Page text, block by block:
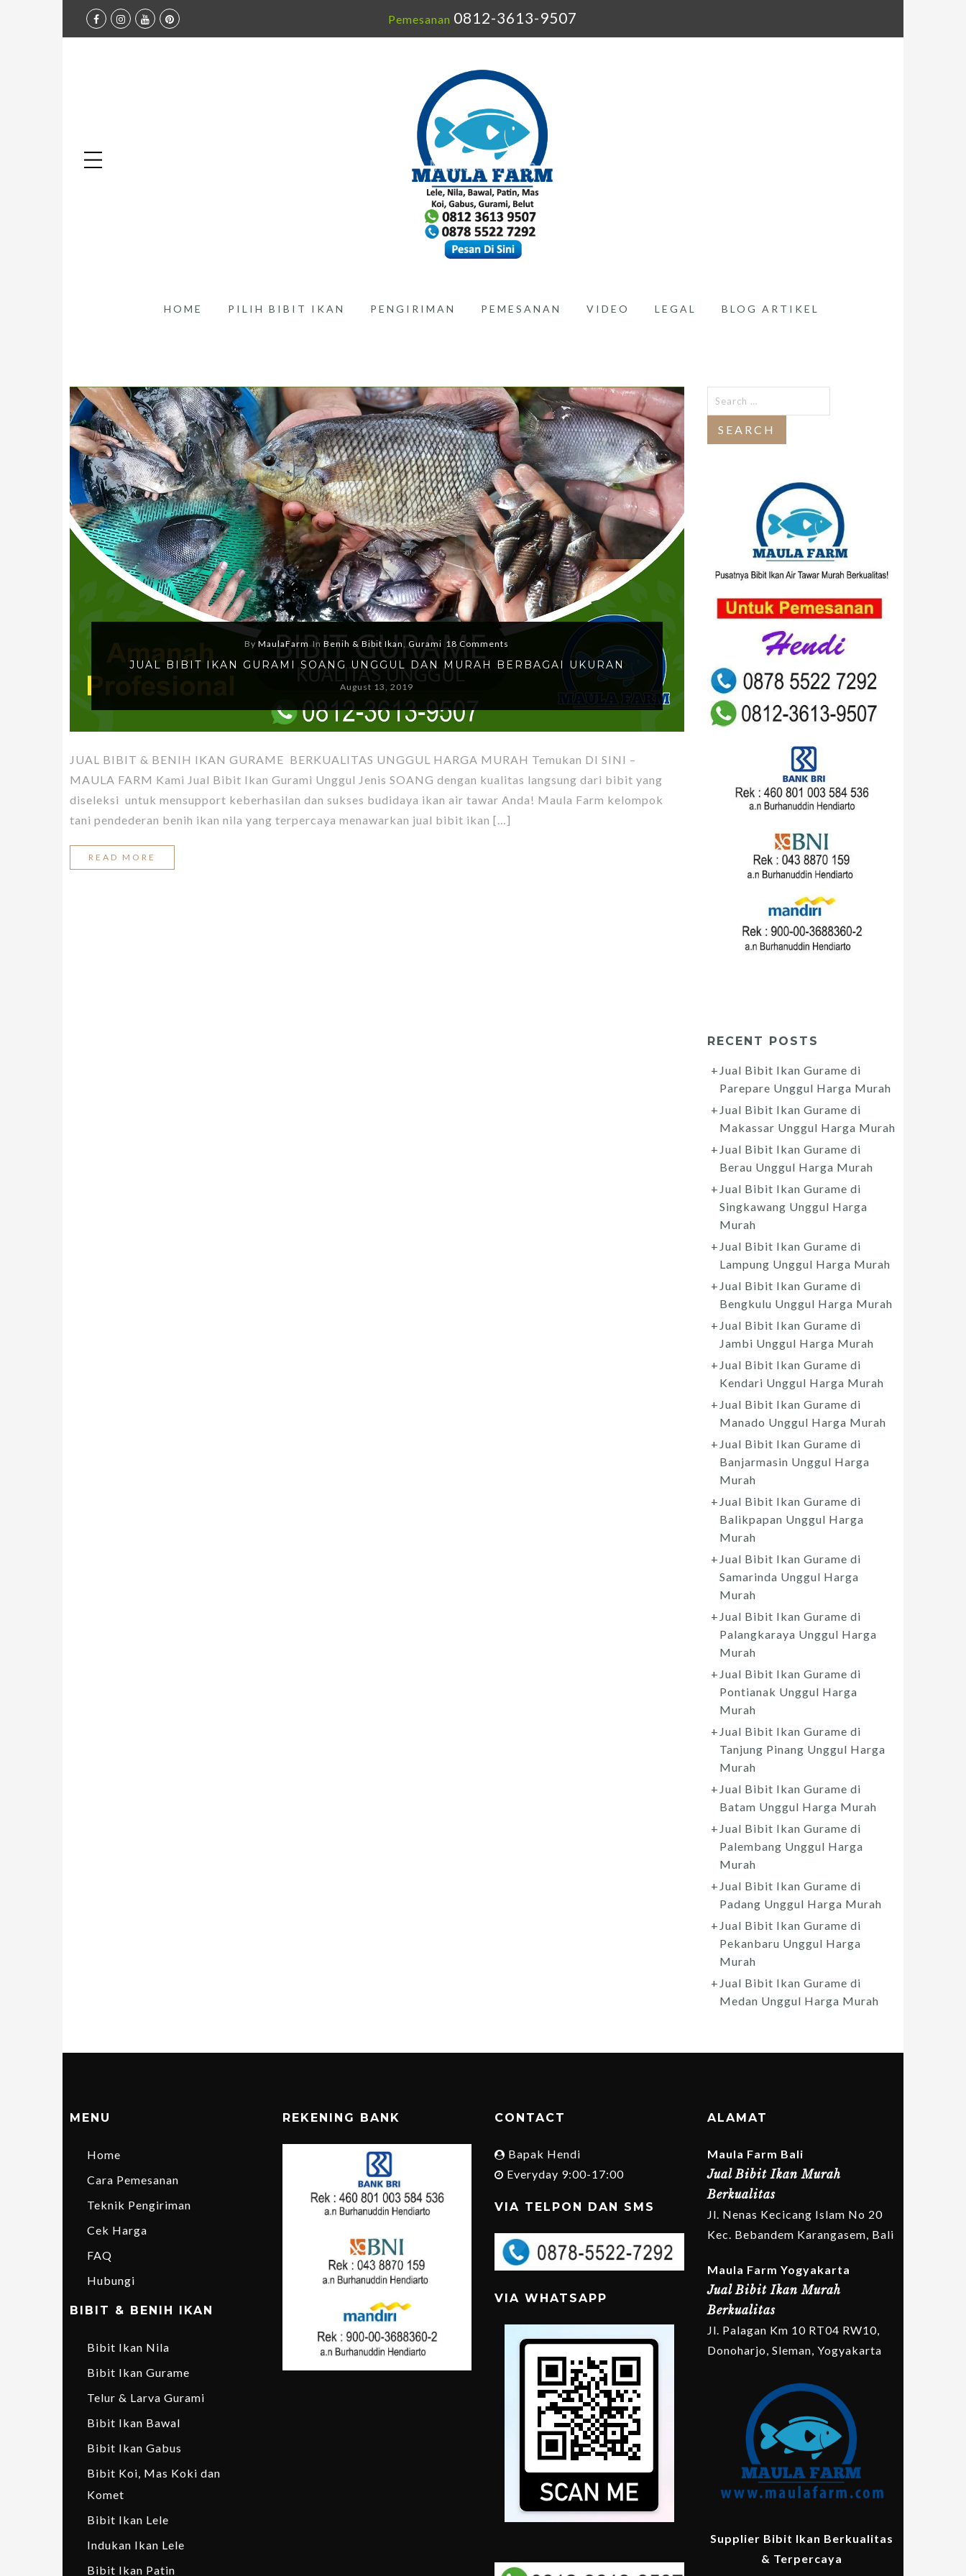
Pemesanan 0812-3613-9507
HOME PILIH BIBIT IKAN PENGIRIMAN PEMESANAN VIDEO LEGAL BLOG ARTIKEL
ByMaulaFarm InBenih & Bibit Ikan,Gurami 18 Comments
JUAL BIBIT IKAN GURAMI SOANG UNGGUL DAN MURAH BERBAGAI UKURAN
August 13, 2019
JUAL BIBIT & BENIH IKAN GURAME BERKUALITAS UNGGUL HARGA MURAH Temukan DI SINI –
MAULA FARM Kami Jual Bibit Ikan Gurami Unggul Jenis SOANG dengan kualitas langsung dari bibit yang
diseleksi untuk mensupport keberhasilan dan sukses budidaya ikan air tawar Anda! Maula Farm kelompok
tani pendederan benih ikan nila yang terpercaya menawarkan jual bibit ikan […]
READ MORE
Search
for:
RECENT POSTS
Jual Bibit Ikan Gurame di
Parepare Unggul Harga Murah
Jual Bibit Ikan Gurame di
Makassar Unggul Harga Murah
Jual Bibit Ikan Gurame di
Berau Unggul Harga Murah
Jual Bibit Ikan Gurame di
Singkawang Unggul Harga
Murah
Jual Bibit Ikan Gurame di
Lampung Unggul Harga Murah
Jual Bibit Ikan Gurame di
Bengkulu Unggul Harga Murah
Jual Bibit Ikan Gurame di
Jambi Unggul Harga Murah
Jual Bibit Ikan Gurame di
Kendari Unggul Harga Murah
Jual Bibit Ikan Gurame di
Manado Unggul Harga Murah
Jual Bibit Ikan Gurame di
Banjarmasin Unggul Harga
Murah
Jual Bibit Ikan Gurame di
Balikpapan Unggul Harga
Murah
Jual Bibit Ikan Gurame di
Samarinda Unggul Harga
Murah
Jual Bibit Ikan Gurame di
Palangkaraya Unggul Harga
Murah
Jual Bibit Ikan Gurame di
Pontianak Unggul Harga
Murah
Jual Bibit Ikan Gurame di
Tanjung Pinang Unggul Harga
Murah
Jual Bibit Ikan Gurame di
Batam Unggul Harga Murah
Jual Bibit Ikan Gurame di
Palembang Unggul Harga
Murah
Jual Bibit Ikan Gurame di
Padang Unggul Harga Murah
Jual Bibit Ikan Gurame di
Pekanbaru Unggul Harga
Murah
Jual Bibit Ikan Gurame di
Medan Unggul Harga Murah
MENU
Home
Cara Pemesanan
Teknik Pengiriman
Cek Harga
FAQ
Hubungi
BIBIT & BENIH IKAN
Bibit Ikan Nila
Bibit Ikan Gurame
Telur & Larva Gurami
Bibit Ikan Bawal
Bibit Ikan Gabus
Bibit Koi, Mas Koki dan
Komet
Bibit Ikan Lele
Indukan Ikan Lele
Bibit Ikan Patin
REKENING BANK CONTACT
Bapak Hendi
Everyday 9:00-17:00
VIA TELPON DAN SMS
VIA WHATSAPP
ALAMAT
Maula Farm Bali
Jual Bibit Ikan Murah
Berkualitas
Jl. Nenas Kecicang Islam No 20
Kec. Bebandem Karangasem, Bali
Maula Farm Yogyakarta
Jual Bibit Ikan Murah
Berkualitas
Jl. Palagan Km 10 RT04 RW10,
Donoharjo, Sleman, Yogyakarta
Supplier Bibit Ikan Berkualitas
& Terpercaya